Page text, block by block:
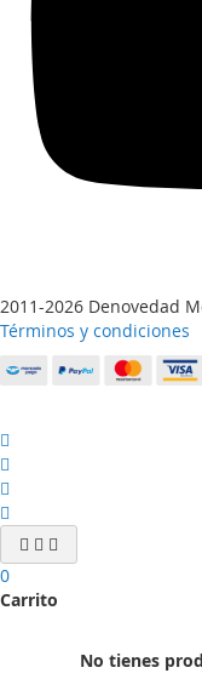
2011-2026 Denovedad
Términos y condiciones
0
Carrito
No tienes